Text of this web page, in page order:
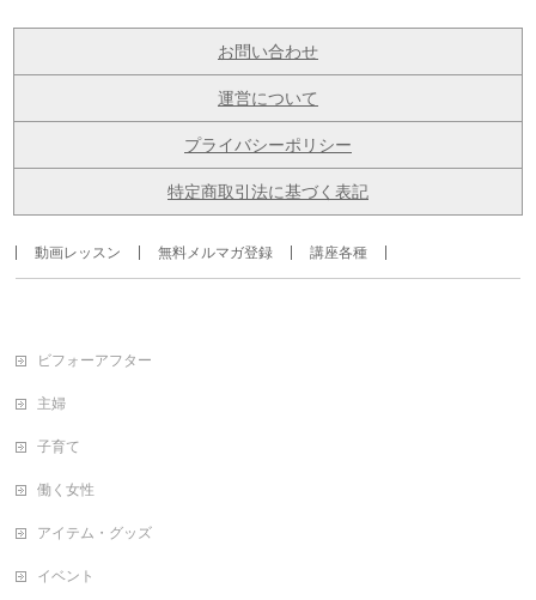
お問い合わせ
運営について
プライバシーポリシー
特定商取引法に基づく表記
動画レッスン 無料メルマガ登録 講座各種
ビフォーアフター
主婦
子育て
働く女性
アイテム・グッズ
イベント